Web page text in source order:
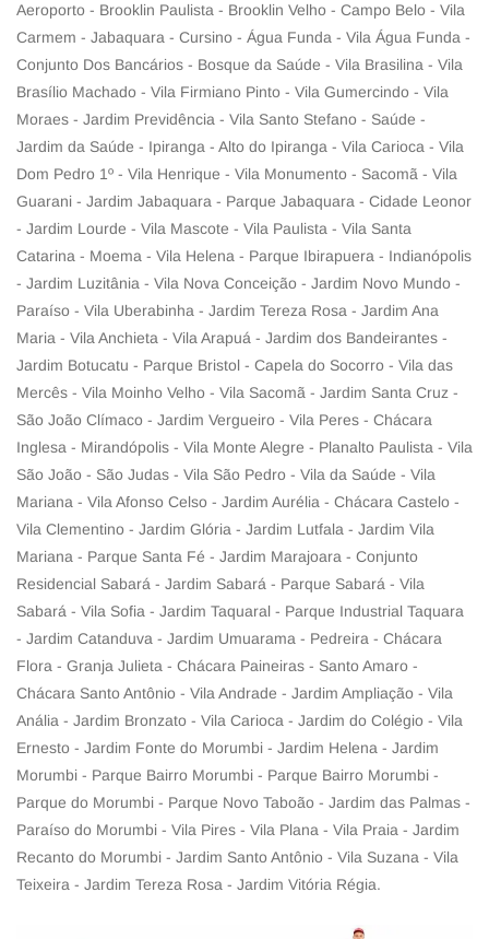
Aeroporto - Brooklin Paulista - Brooklin Velho - Campo Belo - Vila
Carmem - Jabaquara - Cursino - Água Funda - Vila Água Funda -
Conjunto Dos Bancários - Bosque da Saúde - Vila Brasilina - Vila
Brasílio Machado - Vila Firmiano Pinto - Vila Gumercindo - Vila
Moraes - Jardim Previdência - Vila Santo Stefano - Saúde -
Jardim da Saúde - Ipiranga - Alto do Ipiranga - Vila Carioca - Vila
Dom Pedro 1º - Vila Henrique - Vila Monumento - Sacomã - Vila
Guarani - Jardim Jabaquara - Parque Jabaquara - Cidade Leonor
- Jardim Lourde - Vila Mascote - Vila Paulista - Vila Santa
Catarina - Moema - Vila Helena - Parque Ibirapuera - Indianópolis
- Jardim Luzitânia - Vila Nova Conceição - Jardim Novo Mundo -
Paraíso - Vila Uberabinha - Jardim Tereza Rosa - Jardim Ana
Maria - Vila Anchieta - Vila Arapuá - Jardim dos Bandeirantes -
Jardim Botucatu - Parque Bristol - Capela do Socorro - Vila das
Mercês - Vila Moinho Velho - Vila Sacomã - Jardim Santa Cruz -
São João Clímaco - Jardim Vergueiro - Vila Peres - Chácara
Inglesa - Mirandópolis - Vila Monte Alegre - Planalto Paulista - Vila
São João - São Judas - Vila São Pedro - Vila da Saúde - Vila
Mariana - Vila Afonso Celso - Jardim Aurélia - Chácara Castelo -
Vila Clementino - Jardim Glória - Jardim Lutfala - Jardim Vila
Mariana - Parque Santa Fé - Jardim Marajoara - Conjunto
Residencial Sabará - Jardim Sabará - Parque Sabará - Vila
Sabará - Vila Sofia - Jardim Taquaral - Parque Industrial Taquara
- Jardim Catanduva - Jardim Umuarama - Pedreira - Chácara
Flora - Granja Julieta - Chácara Paineiras - Santo Amaro -
Chácara Santo Antônio - Vila Andrade - Jardim Ampliação - Vila
Anália - Jardim Bronzato - Vila Carioca - Jardim do Colégio - Vila
Ernesto - Jardim Fonte do Morumbi - Jardim Helena - Jardim
Morumbi - Parque Bairro Morumbi - Parque Bairro Morumbi -
Parque do Morumbi - Parque Novo Taboão - Jardim das Palmas -
Paraíso do Morumbi - Vila Pires - Vila Plana - Vila Praia - Jardim
Recanto do Morumbi - Jardim Santo Antônio - Vila Suzana - Vila
Teixeira - Jardim Tereza Rosa - Jardim Vitória Régia.